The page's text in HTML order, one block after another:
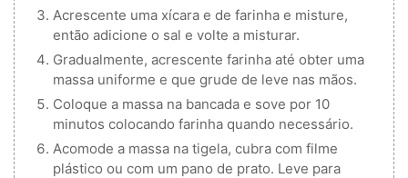
Acrescente uma xícara e de farinha e misture,
então adicione o sal e volte a misturar.
Gradualmente, acrescente farinha até obter uma
massa uniforme e que grude de leve nas mãos.
Coloque a massa na bancada e sove por 10
minutos colocando farinha quando necessário.
Acomode a massa na tigela, cubra com filme
plástico ou com um pano de prato. Leve para